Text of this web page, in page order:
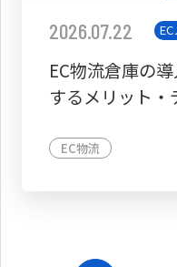
2026.07.22
EC物流倉庫の
するメリット・
EC物流